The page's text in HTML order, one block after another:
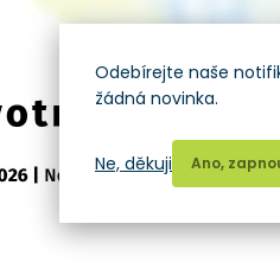
Odebírejte naše
žádná novinka.
Ano,
Ne, děkuji